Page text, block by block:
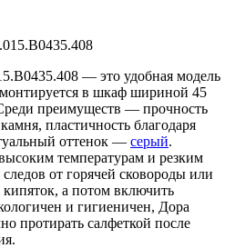
— это удобная модель
в шкаф шириной 45
преимуществ — прочность
пластичность благодаря
оттенок — серый.
температурам и резким
от горячей сковороды или
а потом включить
и гигиеничен, Дора
протирать салфеткой после